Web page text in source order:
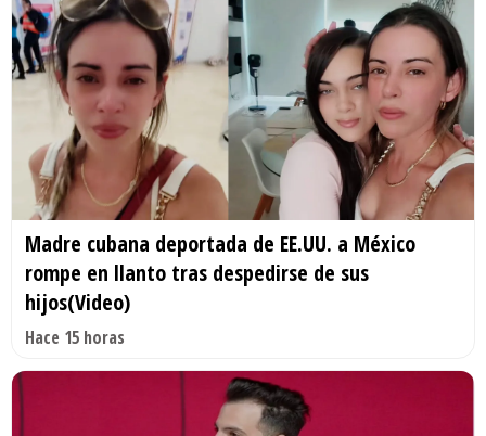
Madre cubana deportada de EE.UU. a México
rompe en llanto tras despedirse de sus
hijos(Video)
Hace 15 horas